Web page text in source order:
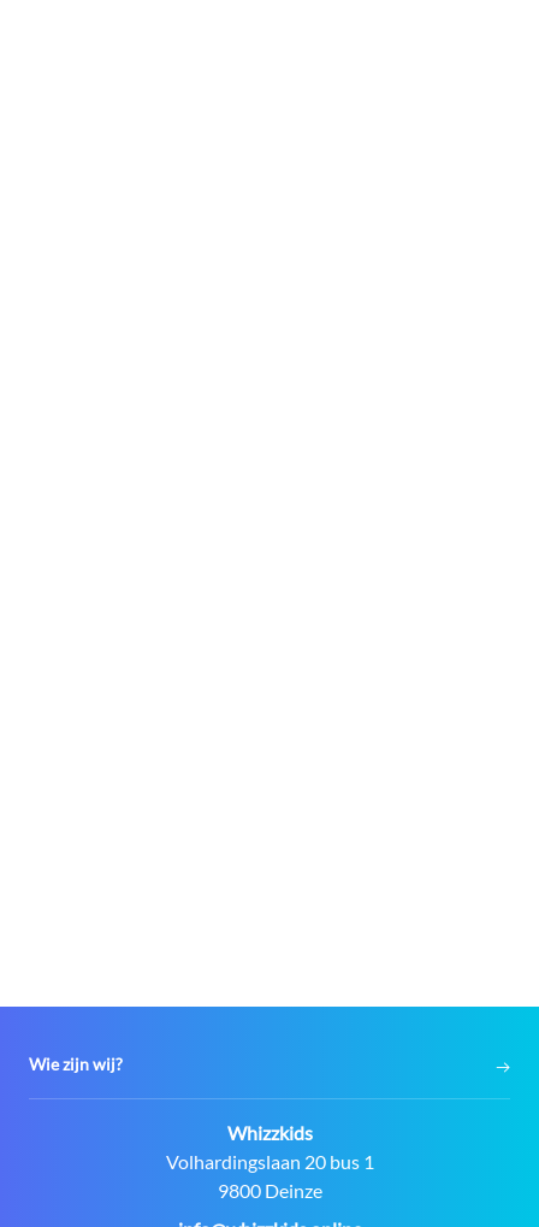
Wie zijn wij?
Contact:
Whizzkids
Adres:
Volhardingslaan 20 bus 1
9800 Deinze